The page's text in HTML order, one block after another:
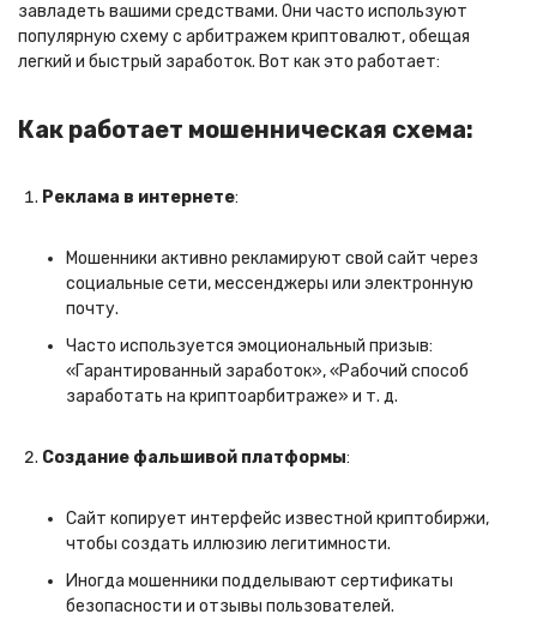
завладеть вашими средствами. Они часто используют
популярную схему с арбитражем криптовалют, обещая
легкий и быстрый заработок. Вот как это работает:
Как работает мошенническая схема:
Реклама в интернете:
Мошенники активно рекламируют свой сайт через
социальные сети, мессенджеры или электронную
почту.
Часто используется эмоциональный призыв:
«Гарантированный заработок», «Рабочий способ
заработать на криптоарбитраже» и т. д.
Создание фальшивой платформы:
Сайт копирует интерфейс известной криптобиржи,
чтобы создать иллюзию легитимности.
Иногда мошенники подделывают сертификаты
безопасности и отзывы пользователей.